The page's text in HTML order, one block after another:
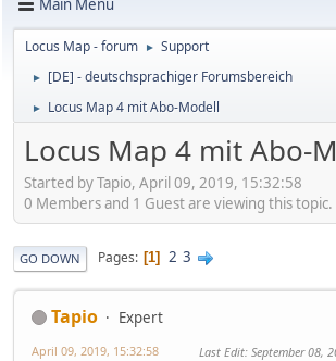
Locus Map - forum ► Support
► [DE] - deutschsprachiger Forumsbereich
► Locus Map 4 mit Abo-Modell
Locus Map 4 mit Abo-
Started by Tapio, April 09, 2019, 15:32:58
0 Members and 1 Guest are viewing this topic.
GO DOWN Pages 1 2 3
Tapio Expert
April 09, 2019, 15:32:58 Last Edit: September 08,